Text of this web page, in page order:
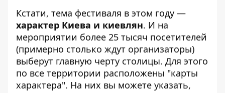
Кстати, тема фестиваля в этом году —
характер Киева и киевлян. И на
мероприятии более 25 тысяч посетителей
(примерно столько ждут организаторы)
выберут главную черту столицы. Для этого
по все территории расположены "карты
характера". На них вы можете указать,